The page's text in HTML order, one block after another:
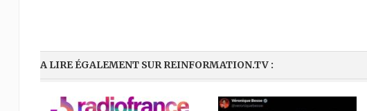
A LIRE ÉGALEMENT SUR REINFORMATION.TV :